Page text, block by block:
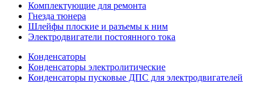
Комплектующие для ремонта
Гнезда тюнера
Шлейфы плоские и разъемы к ним
Электродвигатели постоянного тока
Конденсаторы
Конденсаторы электролитические
Конденсаторы пусковые ДПС для электродвигателей